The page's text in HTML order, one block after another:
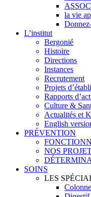
la vie
L’institut
Bergonié
Histoire
Directions
Instances
Recrutement
Projets
Rapports
Culture &
Actualités et
English
PRÉVENTION
NOS
SOINS
LES